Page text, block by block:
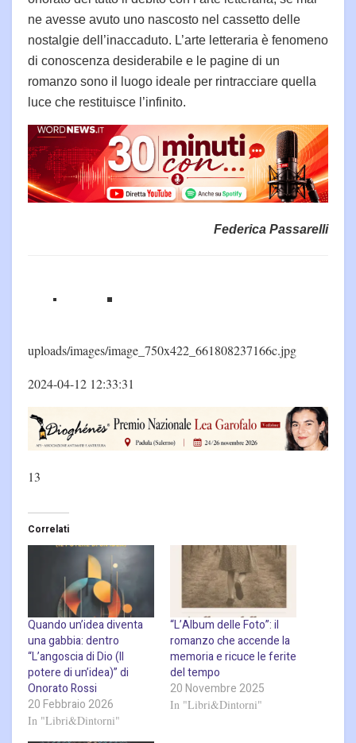
ne avesse avuto uno nascosto nel cassetto delle
nostalgie dell’inaccaduto. L’arte letteraria è fenomeno
di conoscenza desiderabile e le pagine di un
romanzo sono il luogo ideale per rintracciare quella
luce che restituisce l’infinito.
Federica Passarelli
uploads/images/image_750x422_661808237166c.jpg
2024-04-12 12:33:31
13
Correlati
Quando un’idea diventa
una gabbia: dentro
“L’angoscia di Dio (Il
potere di un’idea)” di
Onorato Rossi
20 Febbraio 2026
In "Libri&Dintorni"
“L’Album delle Foto”: il
romanzo che accende la
memoria e ricuce le ferite
del tempo
20 Novembre 2025
In "Libri&Dintorni"